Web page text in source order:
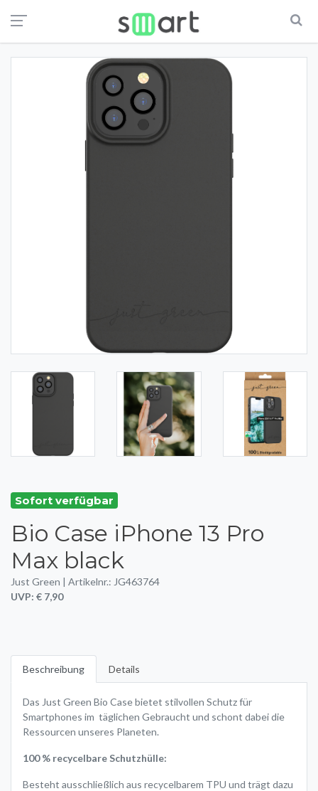
Sofort verfügbar
Bio Case iPhone 13 Pro
Max black
Just Green | Artikelnr.: JG463764
UVP: € 7,90
Beschreibung Details
Das Just Green Bio Case bietet stilvollen Schutz für
Smartphones im täglichen Gebraucht und schont dabei die
Ressourcen unseres Planeten.
100 % recycelbare Schutzhülle:
Besteht ausschließlich aus recycelbarem TPU und trägt dazu